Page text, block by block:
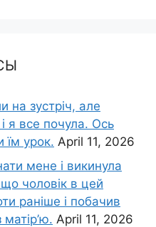
на зустріч, але
я все почула. Ось
їм урок. April 11, 2026
мене і викинула
чоловік в цей
раніше і побачив
April 11, 2026